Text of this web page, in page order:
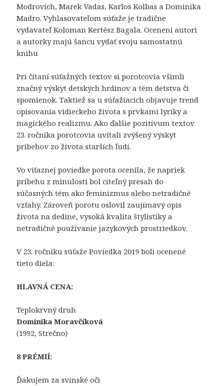
Modrovich, Marek Vadas, Karlos Kolbas a Dominika
Madro. Vyhlasovateľom súťaže je tradične
vydavateľ Koloman Kertész Bagala. Ocenení autori
a autorky majú šancu vydať svoju samostatnú
knihu
Pri čítaní súťažných textov si porotcovia všimli
značný výskyt detských hrdinov a tém detstva či
spomienok. Taktiež sa u súťažiacich objavuje trend
opisovania vidieckeho života s prvkami lyriky a
magického realizmu. Ako ďalšie pozitívum textov
23. ročníka porotcovia uvítali zvýšený výskyt
príbehov zo života starších ľudí.
Vo víťaznej poviedke porota ocenila, že napriek
príbehu z minulosti bol citeľný presah do
súčasných tém ako feminizmus alebo netradičné
vzťahy. Zároveň porotu oslovil zaujímavý opis
života na dedine, vysoká kvalita štylistiky a
netradičné používanie jazykových prostriedkov.
V 23. ročníku súťaže Poviedka 2019 boli ocenené
tieto diela:
HLAVNÁ CENA:
Teplokrvný druh
Dominika Moravčíková
(1992, Strečno)
8 PRÉMIÍ:
Ďakujem za svinské oči